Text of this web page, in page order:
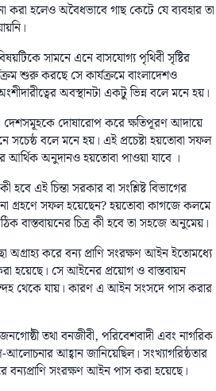
করা হলেও অবৈধভাবে গাছ কেটে যে ব্যবহার তা
সামনে এনে বাসযােগ্য পৃথিবী সৃষ্টির
শুরু করছে সে কার্যক্রমে বাংলাদেশও
অবস্থানটা একটু ভিন্ন বলে মনে হয়।
দেশসমূহকে দোষারােপ করে ক্ষতিপূরণ আদায়ে
সচেষ্ঠ বলে মনে হয়। এই প্রচেষ্টা হয়তােবা সফল
আর্থিক অনুদানও হয়তােবা পাওয়া যাবে ।
হবে এই চিন্তা সরকার বা সংশ্লিষ্ট বিভাগের
গ্রহণে সফল হয়েছেন? হয়তােবা কাগজে কলমে
বাস্তবায়নের চিত্র কী হবে তা সহজে অনুমেয়।
করে বন্য প্রাণি সংরক্ষণ আইন ইতােমধ্যে
হয়েছে। সে আইনের প্রয়ােগ ও বাস্তবায়ন
থেকে যায়। কারণ এ আইন সংসদে পাস করার
তথা বনজীবী, পরিবেশবাদী এবং নাগরিক
আহ্বান জানিয়েছিল। সংখ্যাগরিষ্ঠতার
বন্যপ্রাণি সংরক্ষণ আইন পাস করা হয়েছে।